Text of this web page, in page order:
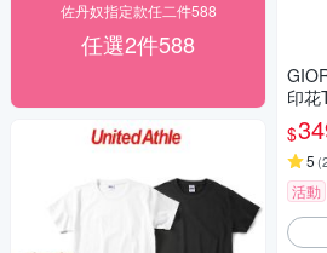
佐丹奴指定款任二件588
任選2件588
印花
$
5 (
活動